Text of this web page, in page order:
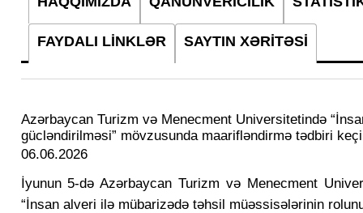
FAYDALI LİNKLƏR SAYTIN XƏRİTƏSİ
Azərbaycan Turizm və Menecment Universitetində
gücləndirilməsi” mövzusunda maarifləndirmə tədbiri
06.06.2026
İyunun 5-də Azərbaycan Turizm və Menecment
“İnsan alveri ilə mübarizədə təhsil müəssisələrinin